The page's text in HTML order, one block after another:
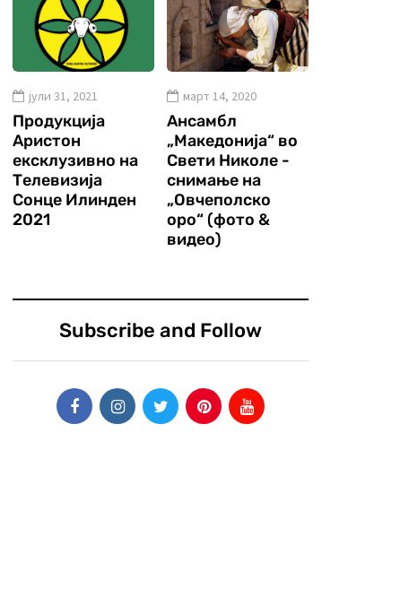
јули 31, 2021
Продукција
Аристон
ексклузивно на
Телевизија
Сонце Илинден
2021
март 14, 2020
Ансамбл
„Македонија“ во
Свети Николе -
снимање на
„Овчеполско
оро“ (фото &
видео)
Subscribe and Follow